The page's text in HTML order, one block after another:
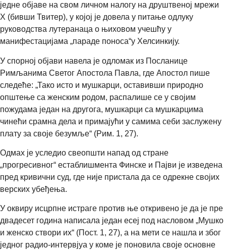
једне објаве на свом личном налогу на друштвеној мрежи
X (бивши Твитер), у којој је довела у питање одлуку
руководства лутеранаца о њиховом учешћу у
манифестацијама „параде поноса“у Хелсинкију.
У спорној објави навела је одломак из Посланице
Римљанима Светог Апостола Павла, где Апостол пише
следеће: „Тако исто и мушкарци, оставивши природно
општење са женским родом, распалише се у својим
пожудама један на другога, мушкарци са мушкарцима
чинећи срамна дела и примајући у самима себи заслужену
плату за своје безумље“ (Рим. 1, 27).
Одмах је уследио свеопшти напад од стране
„прогресивног“ естаблишмента Финске и Пајви је изведена
пред кривични суд, где није пристала да се одрекне својих
верских убеђења.
У оквиру исцрпне истраге против ње откривено је да је пре
двадесет година написала један есеј под насловом „Мушко
и женско створи их“ (Пост. 1, 27), а на мети се нашла и због
једног радио-интервјуа у коме је поновила своје основне